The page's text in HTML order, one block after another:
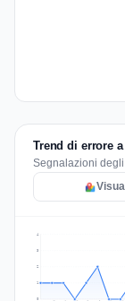
Trend di errore
Segnalazioni
1
2
3
4